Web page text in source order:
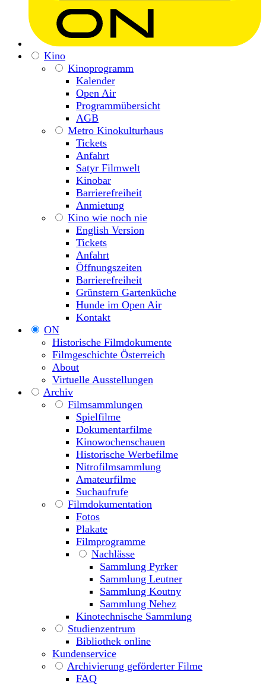
Kino
Kinoprogramm
Kalender
Open Air
Programmübersicht
AGB
Metro Kinokulturhaus
Tickets
Anfahrt
Satyr Filmwelt
Kinobar
Barrierefreiheit
Anmietung
Kino wie noch nie
English Version
Tickets
Anfahrt
Öffnungszeiten
Barrierefreiheit
Grünstern Gartenküche
Hunde im Open Air
Kontakt
ON
Historische Filmdokumente
Filmgeschichte Österreich
About
Virtuelle Ausstellungen
Archiv
Filmsammlungen
Spielfilme
Dokumentarfilme
Kinowochenschauen
Historische Werbefilme
Nitrofilmsammlung
Amateurfilme
Suchaufrufe
Filmdokumentation
Fotos
Plakate
Filmprogramme
Nachlässe
Sammlung Pyrker
Sammlung Leutner
Sammlung Koutny
Sammlung Nehez
Kinotechnische Sammlung
Studienzentrum
Bibliothek online
Kundenservice
Archivierung geförderter Filme
FAQ